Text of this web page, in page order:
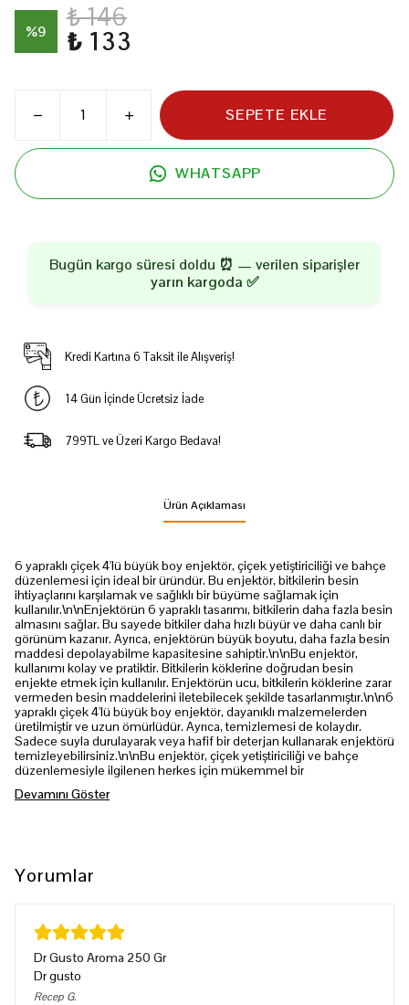
%9 ₺ 146
₺ 133
SEPETE EKLE
WHATSAPP
Bugün kargo süresi doldu ⏰ — verilen siparişler
yarın kargoda ✅
Kredi Kartına 6 Taksit ile Alışveriş!
14 Gün İçinde Ücretsiz İade
799TL ve Üzeri Kargo Bedava!
Ürün Açıklaması
6 yapraklı çiçek 4'lü büyük boy enjektör, çiçek yetiştiriciliği ve bahçe
düzenlemesi için ideal bir üründür. Bu enjektör, bitkilerin besin
ihtiyaçlarını karşılamak ve sağlıklı bir büyüme sağlamak için
kullanılır.\n\nEnjektörün 6 yapraklı tasarımı, bitkilerin daha fazla besin
almasını sağlar. Bu sayede bitkiler daha hızlı büyür ve daha canlı bir
görünüm kazanır. Ayrıca, enjektörün büyük boyutu, daha fazla besin
maddesi depolayabilme kapasitesine sahiptir.\n\nBu enjektör,
kullanımı kolay ve pratiktir. Bitkilerin köklerine doğrudan besin
enjekte etmek için kullanılır. Enjektörün ucu, bitkilerin köklerine zarar
vermeden besin maddelerini iletebilecek şekilde tasarlanmıştır.\n\n6
yapraklı çiçek 4'lü büyük boy enjektör, dayanıklı malzemelerden
üretilmiştir ve uzun ömürlüdür. Ayrıca, temizlemesi de kolaydır.
Sadece suyla durulayarak veya hafif bir deterjan kullanarak enjektörü
temizleyebilirsiniz.\n\nBu enjektör, çiçek yetiştiriciliği ve bahçe
düzenlemesiyle ilgilenen herkes için mükemmel bir
Devamını Göster
Yorumlar
Dr Gusto Aroma 250 Gr
Dr gusto
Recep G.